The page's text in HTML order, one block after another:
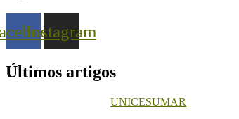
Instagram
Últimos artigos
UNICESUMAR